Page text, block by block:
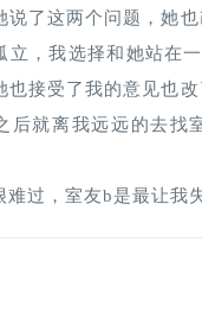
说了这两个问题，她
立，我选择和她站在
也接受了我的意见也
后就离我远远的去找
难过，室友b是最让我